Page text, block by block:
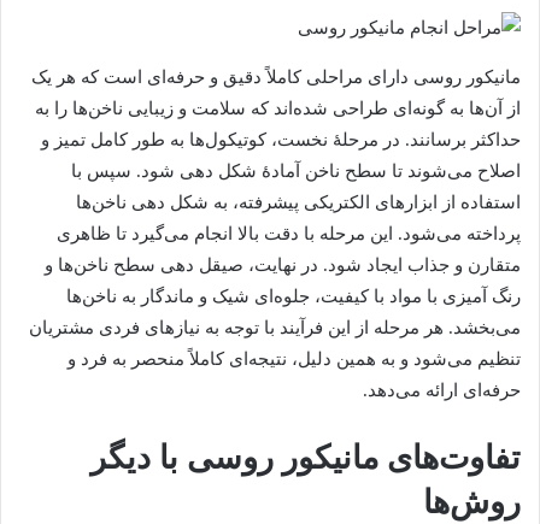
مانیکور روسی دارای مراحلی کاملاً دقیق و حرفه‌ای است که هر یک
از آن‌ها به گونه‌ای طراحی شده‌اند که سلامت و زیبایی ناخن‌ها را به
حداکثر برسانند. در مرحلۀ نخست، کوتیکول‌ها به طور کامل تمیز و
اصلاح می‌شوند تا سطح ناخن آمادۀ شکل دهی شود. سپس با
استفاده از ابزارهای الکتریکی پیشرفته، به شکل دهی ناخن‌ها
پرداخته می‌شود. این مرحله با دقت بالا انجام می‌گیرد تا ظاهری
متقارن و جذاب ایجاد شود. در نهایت، صیقل دهی سطح ناخن‌ها و
رنگ آمیزی با مواد با کیفیت، جلوه‌ای شیک و ماندگار به ناخن‌ها
می‌بخشد. هر مرحله از این فرآیند با توجه به نیازهای فردی مشتریان
تنظیم می‌شود و به همین دلیل، نتیجه‌ای کاملاً منحصر به فرد و
حرفه‌ای ارائه می‌دهد.
تفاوت‌های مانیکور روسی با دیگر
روش‌ها